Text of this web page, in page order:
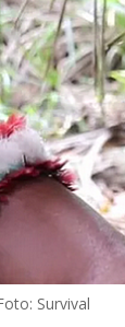
Survival